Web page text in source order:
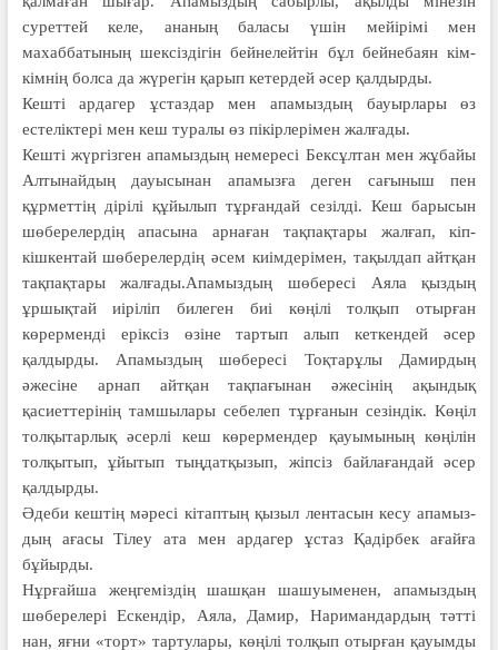
суреттей келе, ананың баласы үшін мейірімі мен
махаббатының шексіздігін бейнелейтін бұл бейнебаян кім-
кімнің болса да жүрегін қарып кетердей әсер қалдырды.
Кешті ардагер ұстаздар мен апамыз­дың бауырлары өз
естеліктері мен кеш туралы өз пікірлерімен жалғады.
Кешті жүргізген апамыздың не­ме­ресі Бексұлтан мен жұбайы
Алтынайдың дауысынан апамызға деген сағыныш пен
құрметтің дірілі құйылып тұрғандай сезілді. Кеш барысын
шөберелердің апасына арнаған тақпақтары жалғап, кіп-
кішкентай шөберелердің әсем киімдерімен, тақылдап айтқан
тақпақтары жалғады.Апамыздың шөбересі Аяла қыздың
ұршықтай иіріліп билеген биі көңілі толқып отырған
көрерменді еріксіз өзіне тартып алып кеткендей әсер
қалдырды. Апамыздың шөбересі Тоқтарұлы Дамирдың
әжесіне арнап айтқан тақпағынан әжесінің ақындық
қасиеттерінің тамшылары себелеп тұрғанын сезіндік. Көңіл
толқытарлық әсерлі кеш көрермендер қауымының көңілін
толқытып, ұйытып тыңдатқызып, жіпсіз байлағандай әсер
қалдырды.
Әдеби кештің мәресі кітаптың қызыл лентасын кесу апамыз­
дың ағасы Тілеу ата мен ардагер ұстаз Қадірбек ағайға
бұйырды.
Нұрғайша жеңгеміздің шашқан шашуыменен, апамыздың
шөберелері Ескендір, Аяла, Дамир, Наримандардың тәтті
нан, яғни «торт» тартулары, көңілі толқып отырған қауымды